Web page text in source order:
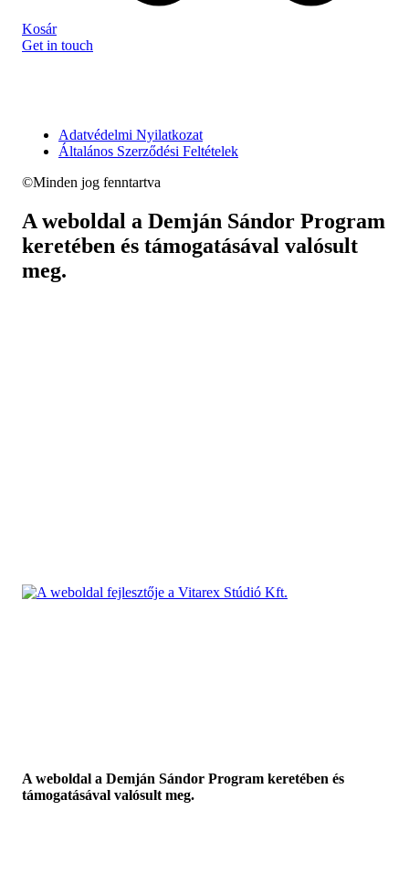
Kosár
Get in touch
Adatvédelmi Nyilatkozat
Általános Szerződési Feltételek
©Minden jog fenntartva
A weboldal a Demján Sándor Program
keretében és támogatásával valósult
meg.
A weboldal a Demján Sándor Program keretében és
támogatásával valósult meg.